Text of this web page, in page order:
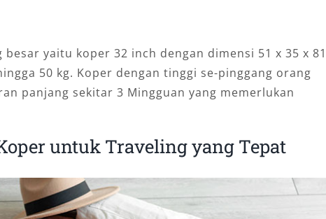
yaitu koper 32 inch dengan dimensi 51 x 35 x 81
50 kg. Koper dengan tinggi se-pinggang orang
panjang sekitar 3 Mingguan yang memerlukan
untuk Traveling yang Tepat